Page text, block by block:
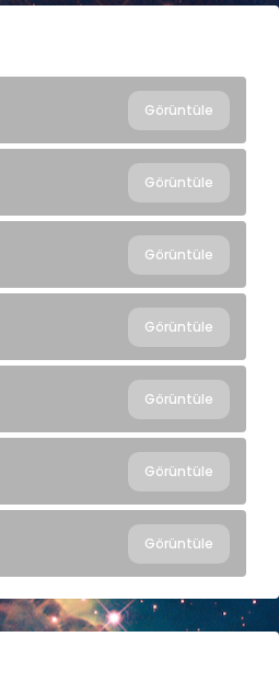
Görüntüle
Görüntüle
Görüntüle
Görüntüle
Görüntüle
Görüntüle
Görüntüle